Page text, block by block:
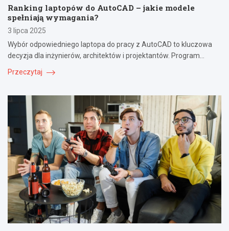
Ranking laptopów do AutoCAD – jakie modele
spełniają wymagania?
3 lipca 2025
Wybór odpowiedniego laptopa do pracy z AutoCAD to kluczowa
decyzja dla inżynierów, architektów i projektantów. Program…
Przeczytaj